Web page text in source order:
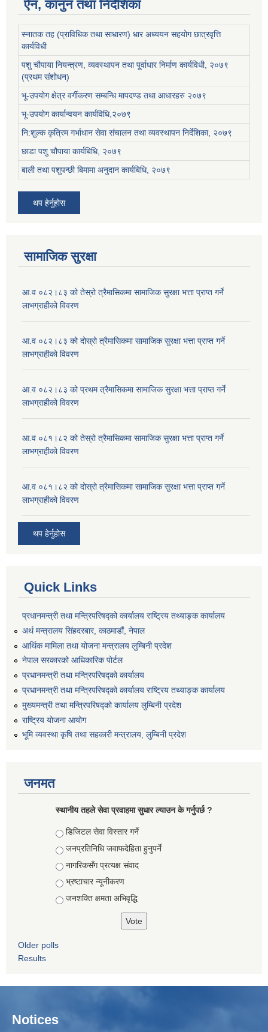
ऐन, कानुन तथा निर्देशिका
स्नातक तह (प्राविधिक तथा साधारण) धार अध्ययन सहयोग छात्रवृत्ति
कार्यविधी
पशु चौपाया नियन्त्रण, व्यवस्थापन तथा पू्र्वाधार निर्माण कार्यविधी, २०७९
(प्रथम संशोधन)
भू-उपयोग क्षेत्र वर्गीकरण सम्बन्धि मापदण्ड तथा आधारहरु २०७९
भू-उपयोग कार्यान्वयन कार्यविधि,२०७९
नि:शुल्क कृत्रिम गर्भाधान सेवा संचालन तथा व्यवस्थापन निर्देशिका, २०७९
छाडा पशु चौपाया कार्यबिधि, २०७९
बाली तथा पशुपन्छी बिमामा अनुदान कार्यबिधि, २०७९
थप हेर्नुहोस
सामाजिक सुरक्षा
आ.व ०८२।८३ को तेस्रो त्रैमासिकमा सामाजिक सुरक्षा भत्ता प्राप्त गर्ने
लाभग्राहीको विवरण
आ.व ०८२।८३ को दोस्रो त्रैमासिकमा सामाजिक सुरक्षा भत्ता प्राप्त गर्ने
लाभग्राहीको विवरण
आ.व ०८२।८३ को प्रथम त्रैमासिकमा सामाजिक सुरक्षा भत्ता प्राप्त गर्ने
लाभग्राहीको विवरण
आ.व ०८१।८२ को तेस्रो त्रैमासिकमा सामाजिक सुरक्षा भत्ता प्राप्त गर्ने
लाभग्राहीको विवरण
आ.व ०८१।८२ को दोस्रो त्रैमासिकमा सामाजिक सुरक्षा भत्ता प्राप्त गर्ने
लाभग्राहीको विवरण
थप हेर्नुहोस
Quick Links
प्रधानमन्त्री तथा मन्त्रिपरिषद्को कार्यालय राष्ट्रिय तथ्याङ्क कार्यालय
अर्थ मन्त्रालय सिंहदरबार, काठमाडौं, नेपाल
आर्थिक मामिला तथा योजना मन्त्रालय लुम्बिनी प्रदेश
नेपाल सरकारको आधिकारिक पोर्टल
प्रधानमन्त्री तथा मन्त्रिपरिषद्को कार्यालय
प्रधानमन्त्री तथा मन्त्रिपरिषद्को कार्यालय राष्ट्रिय तथ्याङ्क कार्यालय
मुख्यमन्त्री तथा मन्त्रिपरिषद्को कार्यालय लुम्बिनी प्रदेश
राष्ट्रिय योजना आयोग
भूमि व्यवस्था कृषि तथा सहकारी मन्त्रालय, लुम्बिनी प्रदेश
जनमत
स्थानीय तहले सेवा प्रवाहमा सुधार ल्याउन के गर्नुपर्छ ?
Choices
डिजिटल सेवा विस्तार गर्ने
जनप्रतिनिधि जवाफदेहिता हुनुपर्ने
नागरिकसँग प्रत्यक्ष संवाद
भ्रष्टाचार न्यूनीकरण
जनशक्ति क्षमता अभिवृद्धि
Older polls
Results
Notices